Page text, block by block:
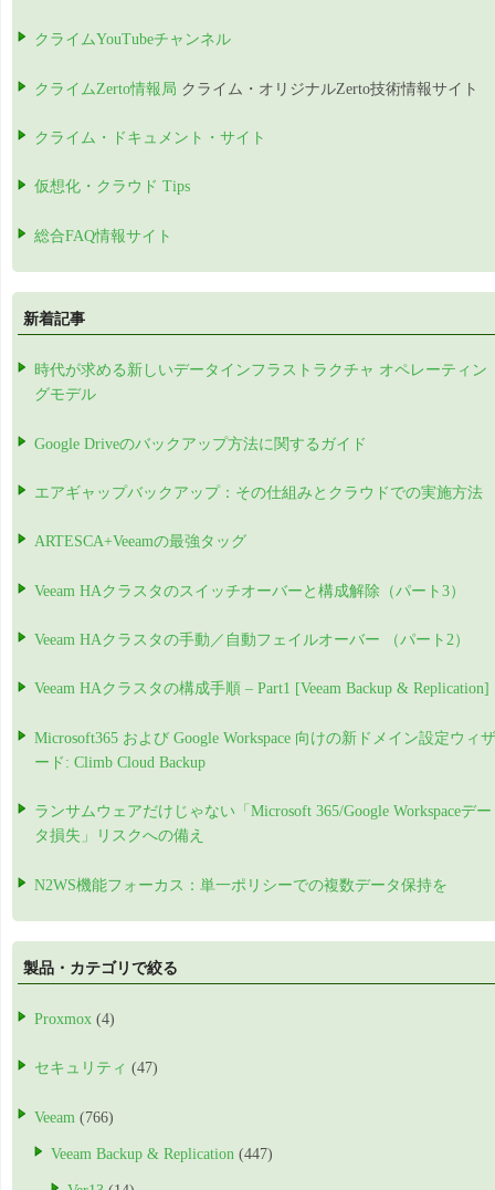
クライムYouTubeチャンネル
クライムZerto情報局 クライム・オリジナルZerto技術情報サイト
クライム・ドキュメント・サイト
仮想化・クラウド Tips
総合FAQ情報サイト
新着記事
時代が求める新しいデータインフラストラクチャ オペレーティン
グモデル
Google Driveのバックアップ方法に関するガイド
エアギャップバックアップ：その仕組みとクラウドでの実施方法
ARTESCA+Veeamの最強タッグ
Veeam HAクラスタのスイッチオーバーと構成解除（パート3）
Veeam HAクラスタの手動／自動フェイルオーバー （パート2）
Veeam HAクラスタの構成手順 – Part1 [Veeam Backup & Replication]
Microsoft365 および Google Workspace 向けの新ドメイン設定ウィザ
ード: Climb Cloud Backup
ランサムウェアだけじゃない「Microsoft 365/Google Workspaceデー
タ損失」リスクへの備え
N2WS機能フォーカス：単一ポリシーでの複数データ保持を
製品・カテゴリで絞る
Proxmox (4)
セキュリティ (47)
Veeam (766)
Veeam Backup & Replication (447)